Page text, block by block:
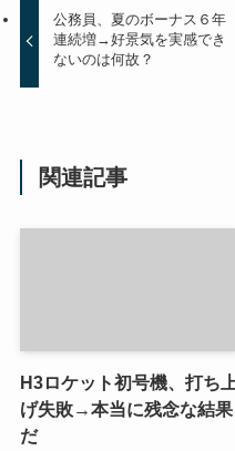
公務員、夏のボーナス６年
連続増→好景気を実感でき
ないのは何故？
関連記事
H3ロケット初号機、打ち
げ失敗→本当に残念な結果
だ